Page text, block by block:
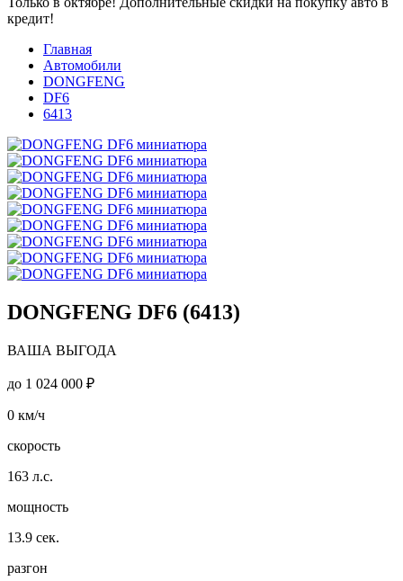
кредит!
Главная
Автомобили
DONGFENG
DF6
6413
DONGFENG DF6 (6413)
ВАША ВЫГОДА
до 1 024 000 ₽
0 км/ч
скорость
163 л.с.
мощность
13.9 сек.
разгон